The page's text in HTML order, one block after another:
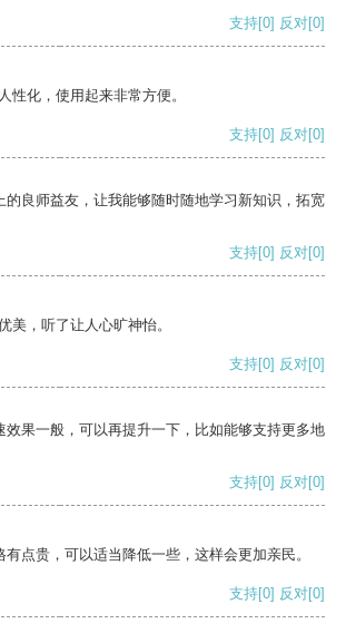
支持[0] 反对[0]
性化，使用起来非常方便。
支持[0] 反对[0]
的良师益友，让我能够随时随地学习新知识，拓宽
支持[0] 反对[0]
美，听了让人心旷神怡。
支持[0] 反对[0]
效果一般，可以再提升一下，比如能够支持更多地
支持[0] 反对[0]
点贵，可以适当降低一些，这样会更加亲民。
支持[0] 反对[0]